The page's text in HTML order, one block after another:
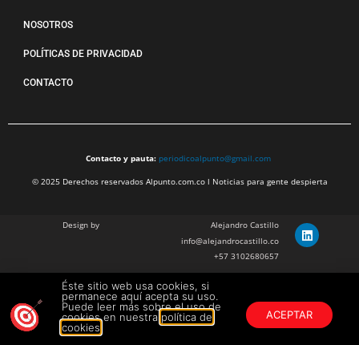
NOSOTROS
POLÍTICAS DE PRIVACIDAD
CONTACTO
Contacto y pauta: periodicoalpunto@gmail.com
© 2025 Derechos reservados Alpunto.com.co l Noticias para gente despierta
Design by
Alejandro Castillo
info@alejandrocastillo.co
+57 3102680657
Julian Barragan Verano
julbarg@gmail.com
+57 312 308 9218
Éste sitio web usa cookies, si
permanece aquí acepta su uso.
Puede leer más sobre el uso de
cookies en nuestra política de
cookies
ACEPTAR